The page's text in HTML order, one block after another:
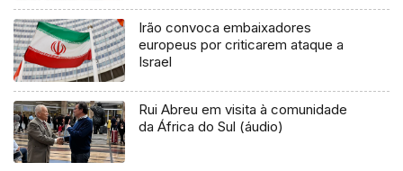
Irão convoca embaixadores
europeus por criticarem ataque a
Israel
Rui Abreu em visita à comunidade
da África do Sul (áudio)